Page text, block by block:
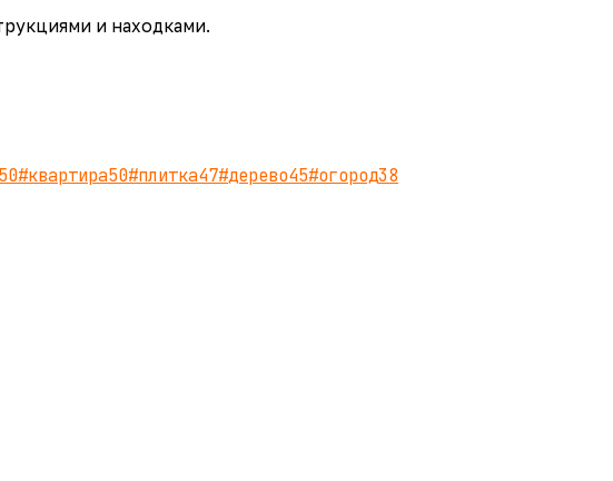
и находками.
50#квартира50#плитка47#дерево45#огород38